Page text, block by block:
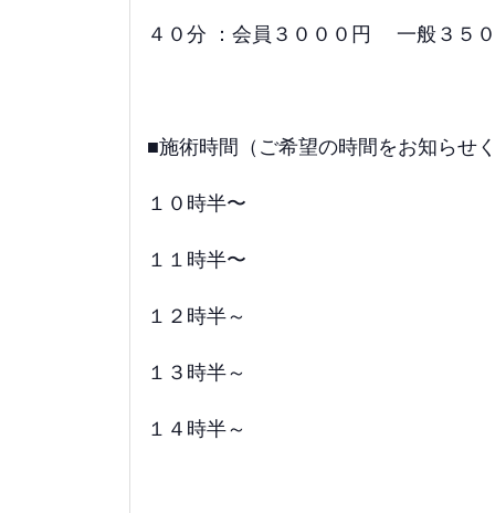
４０分 ：会員３０００円 一般３５
■施術時間（ご希望の時間をお知らせく
１０時半〜
１１時半〜
１２時半～
１３時半～
１４時半～